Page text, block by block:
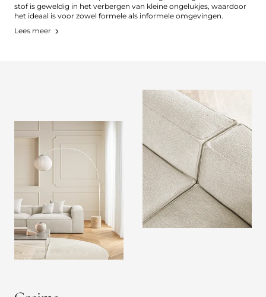
stof is geweldig in het verbergen van kleine ongelukjes, waardoor
het ideaal is voor zowel formele als informele omgevingen.
Lees meer